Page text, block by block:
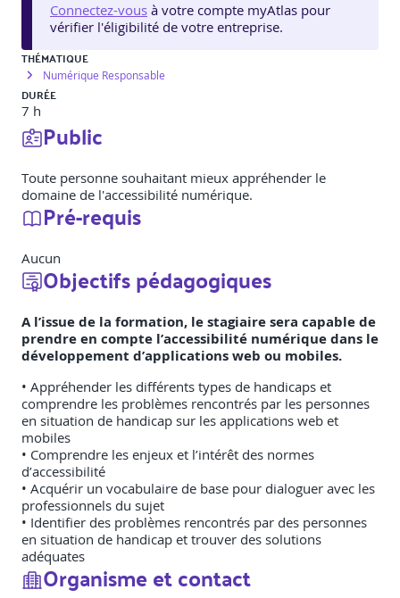
Connectez-vous à votre compte myAtlas pour
vérifier l'éligibilité de votre entreprise.
THÉMATIQUE
Numérique Responsable
DURÉE
7 h
Public
Toute personne souhaitant mieux appréhender le
domaine de l'accessibilité numérique.
Pré-requis
Aucun
Objectifs pédagogiques
A l’issue de la formation, le stagiaire sera capable de
prendre en compte l’accessibilité numérique dans le
développement d’applications web ou mobiles.
• Appréhender les différents types de handicaps et
comprendre les problèmes rencontrés par les personnes
en situation de handicap sur les applications web et
mobiles
• Comprendre les enjeux et l’intérêt des normes
d’accessibilité
• Acquérir un vocabulaire de base pour dialoguer avec les
professionnels du sujet
• Identifier des problèmes rencontrés par des personnes
en situation de handicap et trouver des solutions
adéquates
Organisme et contact